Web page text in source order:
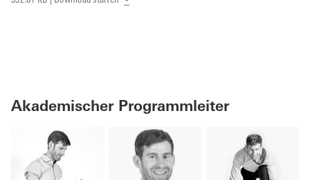
Akademischer Programmleiter